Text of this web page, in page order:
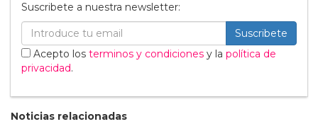
Suscribete a nuestra newsletter:
Suscribete
Acepto los terminos y condiciones y la política de
privacidad.
Noticias relacionadas